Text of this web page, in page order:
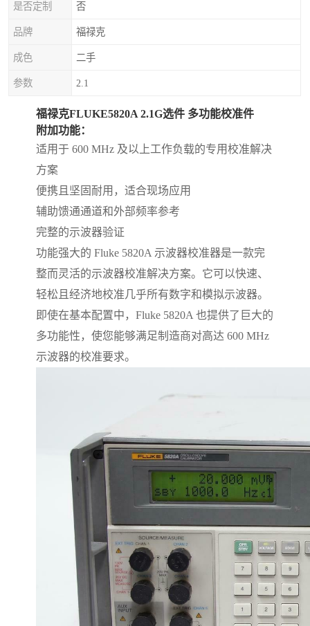
是否定制 否
品牌 福禄克
成色 二手
参数 2.1
福禄克FLUKE5820A 2.1G选件 多功能校准件
附加功能：
适用于 600 MHz 及以上工作负载的专用校准解决
方案
便携且坚固耐用，适合现场应用
辅助馈通通道和外部频率参考
完整的示波器验证
功能强大的 Fluke 5820A 示波器校准器是一款完
整而灵活的示波器校准解决方案。它可以快速、
轻松且经济地校准几乎所有数字和模拟示波器。
即使在基本配置中，Fluke 5820A 也提供了巨大的
多功能性，使您能够满足制造商对高达 600 MHz
示波器的校准要求。